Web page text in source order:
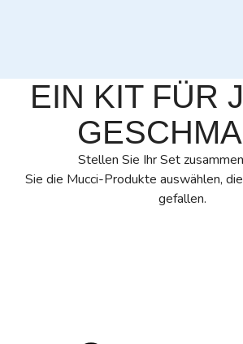
EIN KIT FÜR
Stellen Sie Ihr Set
Sie die Mucci-Produkte auswählen,
gefallen.